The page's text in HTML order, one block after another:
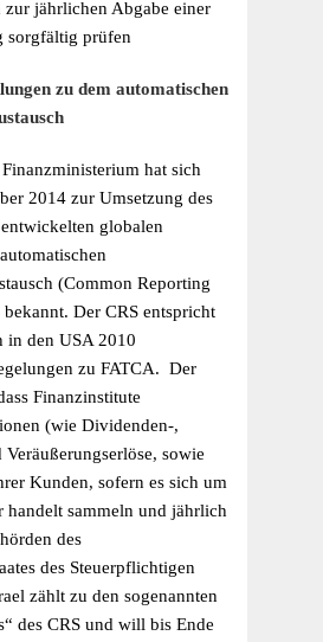
zur jährlichen Abgabe einer
sorgfältig prüfen
zu dem automatischen
hat sich
2014 zur Umsetzung des
globalen
(Common Reporting
bekannt. Der CRS entspricht
in den USA 2010
zu FATCA. Der
Finanzinstitute
(wie Dividenden-,
Veräußerungserlöse, sowie
Kunden, sofern es sich um
handelt sammeln und jährlich
des
des Steuerpflichtigen
zählt zu den sogenannten
des CRS und will bis Ende